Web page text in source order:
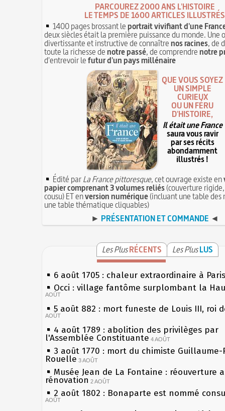
PARCOUREZ 2000 ANS L'HISTOIRE
LE TEMPS DE 1600 ARTICLES ILLUSTRÉS
1400 pages brossant leportrait vivifiant d'une
deux siècles était la première puissance du monde. Une
divertissante et instructive de connaîtrenos racines, de
toute la richesse denotre passé, de comprendrenotre
d'entrevoir lefutur d'un pays millénaire
QUE VOUS SOYEZ
UN SIMPLE
CURIEUX
OU UN FÉRU
D'HISTOIRE,
Il était une France
saura vous ravir
par ses récits
abondamment
illustrés !
Édité parLa France pittoresque, cet ouvrage existe en
papier comprenant 3 volumes reliés(couverture
cousu) ET enversion numérique(incluant une table des
une table thématique cliquables)
► PRÉSENTATION ET COMMANDE ◄
Les PlusRÉCENTS Les PlusLUS
6 août 1705 : chaleur extraordinaire à Paris
Occi : village fantôme surplombant la
AOÛT
5 août 882 : mort funeste de Louis III, roi
AOÛT
4 août 1789 : abolition des privilèges par
l'Assemblée Constituante 4 AOÛT
3 août 1770 : mort du chimiste Guillaume-
Rouelle 3 AOÛT
Musée Jean de La Fontaine : réouverture
rénovation 2 AOÛT
2 août 1802 : Bonaparte est nommé
AOÛT